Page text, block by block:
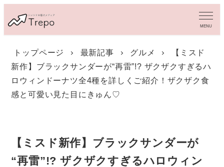
イ
MENU
トップページ 最新記事 グルメ
【ミスド
新作】ブラックサンダーが“再雷”!? ザクザクすぎるハ
ロウィンドーナツ全4種を詳しくご紹介！ザクザク食
感と可愛い見た目にきゅん♡
【ミスド新作】ブラックサンダーが
“再雷”!? ザクザクすぎるハロウィン